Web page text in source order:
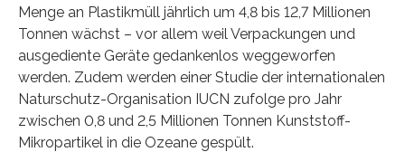
Menge an Plastikmüll jährlich um 4,8 bis 12,7 Millionen
Tonnen wächst – vor allem weil Verpackungen und
ausgediente Geräte gedankenlos weggeworfen
werden. Zudem werden einer Studie der internationalen
Naturschutz-Organisation IUCN zufolge pro Jahr
zwischen 0,8 und 2,5 Millionen Tonnen Kunststoff-
Mikropartikel in die Ozeane gespült.